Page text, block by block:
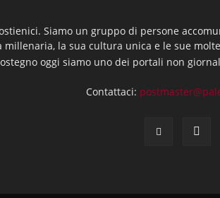
Siamo un gruppo di persone
millenaria, la sua cultura unica e le sue
oggi siamo uno dei portali non
Contattaci: